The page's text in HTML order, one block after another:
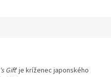
Gift' je kríženec japonského